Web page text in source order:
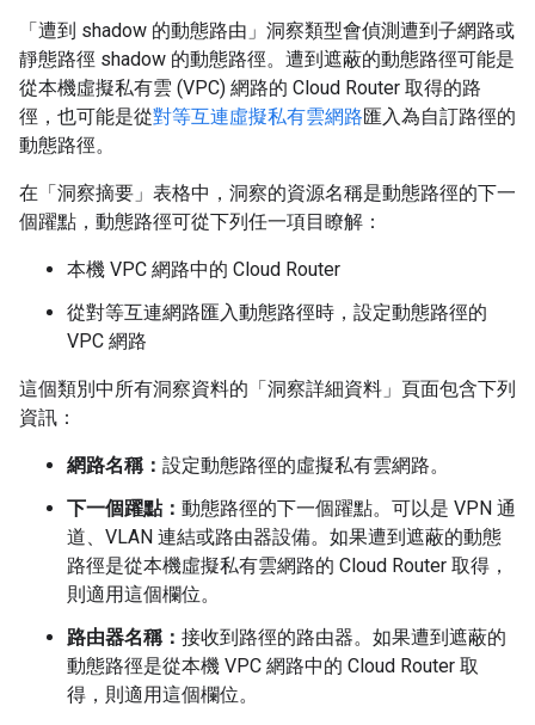
「遭到 shadow 的動態路由」洞察類型會偵測遭到子網路或
靜態路徑 shadow 的動態路徑。遭到遮蔽的動態路徑可能是
從本機虛擬私有雲 (VPC) 網路的 Cloud Router 取得的路
徑，也可能是從對等互連虛擬私有雲網路匯入為自訂路徑的
動態路徑。
在「洞察摘要」 表格中，洞察的資源名稱是動態路徑的下一
個躍點，動態路徑可從下列任一項目瞭解：
本機 VPC 網路中的 Cloud Router
從對等互連網路匯入動態路徑時，設定動態路徑的
VPC 網路
這個類別中所有洞察資料的「洞察詳細資料」 頁面包含下列
資訊：
網路名稱： 設定動態路徑的虛擬私有雲網路。
下一個躍點： 動態路徑的下一個躍點。可以是 VPN 通
道、VLAN 連結或路由器設備。如果遭到遮蔽的動態
路徑是從本機虛擬私有雲網路的 Cloud Router 取得，
則適用這個欄位。
路由器名稱： 接收到路徑的路由器。如果遭到遮蔽的
動態路徑是從本機 VPC 網路中的 Cloud Router 取
得，則適用這個欄位。